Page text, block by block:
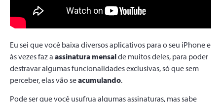
Eu sei que você baixa diversos aplicativos para o seu iPhone e
às vezes faz a assinatura mensalde muitos deles, para poder
destravar algumas funcionalidades exclusivas, só que sem
perceber, elas vão seacumulando.
Pode ser que você usufrua algumas assinaturas, mas sabe